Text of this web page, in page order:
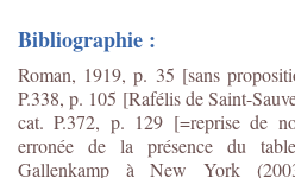
Bibliographie :
Roman, 1919, p. 35 [sans
P.338, p. 105 [Rafélis de Saint-
cat. P.372, p. 129 [=reprise de
erronée de la présence du
Gallenkamp à New York